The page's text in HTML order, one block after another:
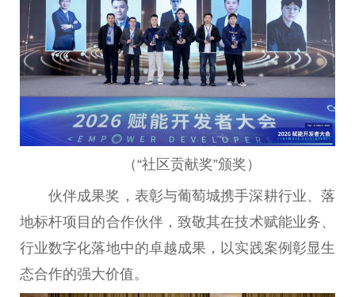
（“社区贡献奖”颁奖）
伙伴成果奖，表彰与葡萄城携手深耕行业、落
地标杆项目的合作伙伴，致敬其在技术赋能业务、
行业数字化落地中的卓越成果，以实践案例彰显生
态合作的强大价值。